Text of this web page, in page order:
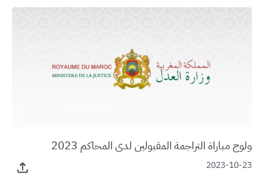
ولوج مباراة التراجمة المقبولين لدى المحاكم 2023
2023-10-23